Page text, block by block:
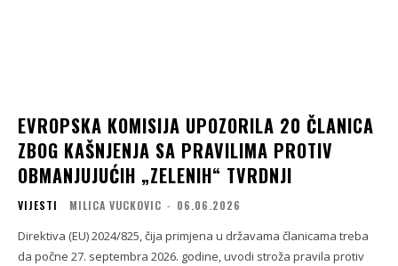
EVROPSKA KOMISIJA UPOZORILA 20 ČLANICA
ZBOG KAŠNJENJA SA PRAVILIMA PROTIV
OBMANJUJUĆIH „ZELENIH“ TVRDNJI
VIJESTI MILICA VUCKOVIC - 06.06.2026
Direktiva (EU) 2024/825, čija primjena u državama članicama treba
da počne 27. septembra 2026. godine, uvodi stroža pravila protiv